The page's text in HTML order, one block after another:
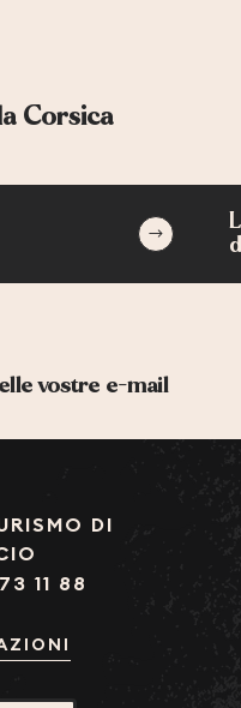
Corsica
vostre e-mail
DI
11 88